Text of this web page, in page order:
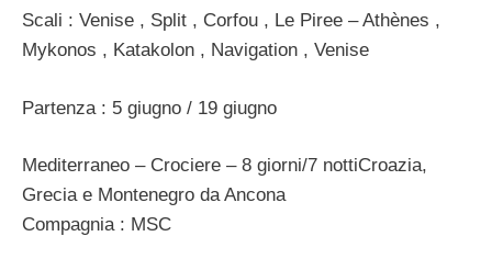
Scali : Venise , Split , Corfou , Le Piree – Athènes ,
Mykonos , Katakolon , Navigation , Venise
Partenza : 5 giugno / 19 giugno
Mediterraneo – Crociere – 8 giorni/7 nottiCroazia,
Grecia e Montenegro da Ancona
Compagnia : MSC